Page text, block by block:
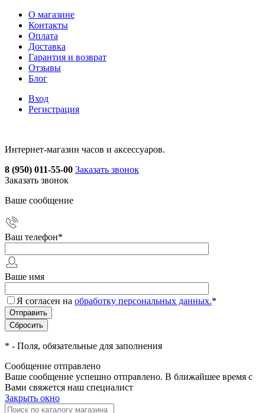
О магазине
Контакты
Оплата
Доставка
Гарантия и возврат
Отзывы
Блог
Вход
Регистрация
Интернет-магазин часов и аксессуаров.
8 (950) 011-55-00 Заказать звонок
Заказать звонок
Ваше сообщение
Ваш телефон*
Ваше имя
Я согласен на обработку персональных данных.*
* - Поля, обязательные для заполнения
Сообщение отправлено
Ваше сообщение успешно отправлено. В ближайшее время с
Вами свяжется наш специалист
Закрыть окно